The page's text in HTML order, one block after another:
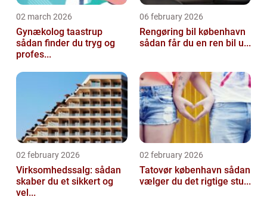
02 march 2026
Gynækolog taastrup
sådan finder du tryg og
profes...
06 february 2026
Rengøring bil københavn
sådan får du en ren bil u...
02 february 2026
Virksomhedssalg: sådan
skaber du et sikkert og
vel...
02 february 2026
Tatovør københavn sådan
vælger du det rigtige stu...